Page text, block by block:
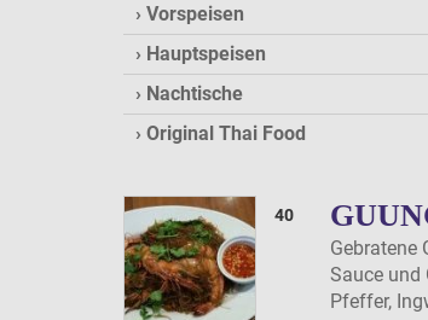
Vorspeisen
Hauptspeisen
Nachtische
Original Thai Food
40
Gebratene
Sauce und
Pfeffer,